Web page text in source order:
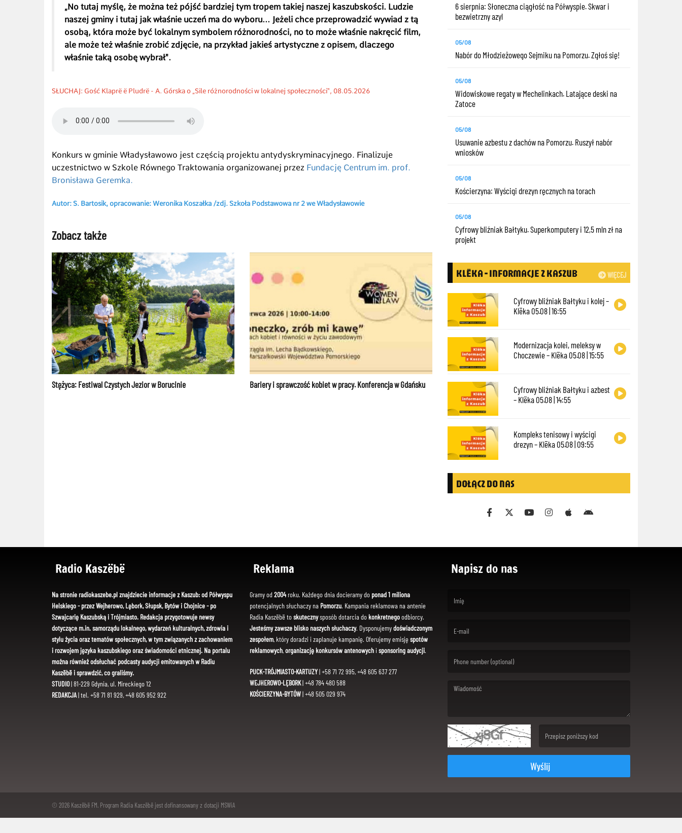
„No tutaj myślę, że można też pójść bardziej tym tropem takiej naszej kaszubskości. Ludzie
naszej gminy i tutaj jak właśnie uczeń ma do wyboru... Jeżeli chce przeprowadzić wywiad z tą
osobą, która może być lokalnym symbolem różnorodności, no to może właśnie nakręcić film,
ale może też właśnie zrobić zdjęcie, na przykład jakieś artystyczne z opisem, dlaczego
właśnie taką osobę wybrał".
SŁUCHAJ: Gość Klaprë ë Pludrë - A. Górska o „Sile różnorodności w lokalnej społeczności", 08.05.2026
Konkurs w gminie Władysławowo jest częścią projektu antydyskryminacyjnego. Finalizuje
uczestnictwo w Szkole Równego Traktowania organizowanej przez Fundację Centrum im. prof.
Bronisława Geremka.
Autor: S. Bartosik, opracowanie: Weronika Koszałka /zdj. Szkoła Podstawowa nr 2 we Władysławowie
Zobacz także
Stężyca: Festiwal Czystych Jezior w Borucinie Bariery i sprawczość kobiet w pracy. Konferencja w Gdańsku
6 sierpnia: Słoneczna ciągłość na Półwyspie. Skwar i
bezwietrzny azyl
05/08
Nabór do Młodzieżowego Sejmiku na Pomorzu. Zgłoś się!
05/08
Widowiskowe regaty w Mechelinkach. Latające deski na
Zatoce
05/08
Usuwanie azbestu z dachów na Pomorzu. Ruszył nabór
wniosków
05/08
Kościerzyna: Wyścigi drezyn ręcznych na torach
05/08
Cyfrowy bliźniak Bałtyku. Superkomputery i 12,5 mln zł na
projekt
WIĘCEJ
KLËKA - INFORMACJE Z KASZUB
Cyfrowy bliźniak Bałtyku i kolej –
Klëka 05.08 | 16:55
Modernizacja kolei, meleksy w
Choczewie – Klëka 05.08 | 15:55
Cyfrowy bliźniak Bałtyku i azbest
– Klëka 05.08 | 14:55
Kompleks tenisowy i wyścigi
drezyn – Klëka 05.08 | 09:55
DOŁĄCZ DO NAS
Radio Kaszëbë
Na stronie radiokaszebe.pl znajdziecie informacje z Kaszub: od Półwyspu
Helskiego - przez Wejherowo, Lębork, Słupsk, Bytów i Chojnice - po
Szwajcarię Kaszubską i Trójmiasto. Redakcja przygotowuje newsy
dotyczące m.in. samorządu lokalnego, wydarzeń kulturalnych, zdrowia i
stylu życia oraz tematów społecznych, w tym związanych z zachowaniem
i rozwojem języka kaszubskiego oraz świadomości etnicznej. Na portalu
można również odsłuchać podcasty audycji emitowanych w Radiu
Kaszëbë i sprawdzić, co graliśmy.
STUDIO| 81-229 Gdynia, ul. Mireckiego 12
REDAKCJA| tel. +58 71 81 929, +48 605 952 922
Reklama
Gramy od 2004roku. Każdego dnia docieramy do ponad 1 miliona
potencjalnych słuchaczy na Pomorzu. Kampania reklamowa na antenie
Radia Kaszëbë toskutecznysposób dotarcia dokonkretnegoodbiorcy.
Jesteśmy zawsze blisko naszych słuchaczy. Dysponujemydoświadczonym
zespołem, który doradzi i zaplanuje kampanię. Oferujemy emisję spotów
reklamowych,organizację konkursów antenowychi sponsoring audycji.
PUCK-TRÓJMIASTO-KARTUZY| +58 71 72 995, +48 605 637 277
WEJHEROWO-LĘBORK| +48 784 480 588
KOŚCIERZYNA-BYTÓW| +48 505 029 974
Napisz do nas
Wyślij
© 2026 Kaszëbë FM. Program Radia Kaszëbë jest dofinansowany z dotacji MSWiA